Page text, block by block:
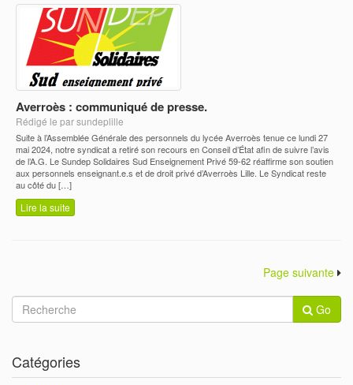
Averroès : communiqué de presse.
Rédigé le par sundeplille
Suite à l’Assemblée Générale des personnels du lycée Averroès tenue ce lundi 27
mai 2024, notre syndicat a retiré son recours en Conseil d’État afin de suivre l’avis
de l’A.G. Le Sundep Solidaires Sud Enseignement Privé 59-62 réaffirme son soutien
aux personnels enseignant.e.s et de droit privé d’Averroès Lille. Le Syndicat reste
au côté du […]
Lire la suite
Page suivante
Go
Catégories